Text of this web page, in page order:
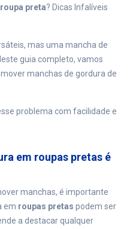
roupa preta? Dicas Infalíveis
mas uma mancha de
guia completo, vamos
manchas de gordura de
problema com facilidade e
em roupas pretas é
manchas, é importante
em roupas pretas podem ser
a destacar qualquer